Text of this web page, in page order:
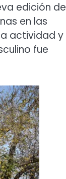
edición de
en las
actividad y
fue